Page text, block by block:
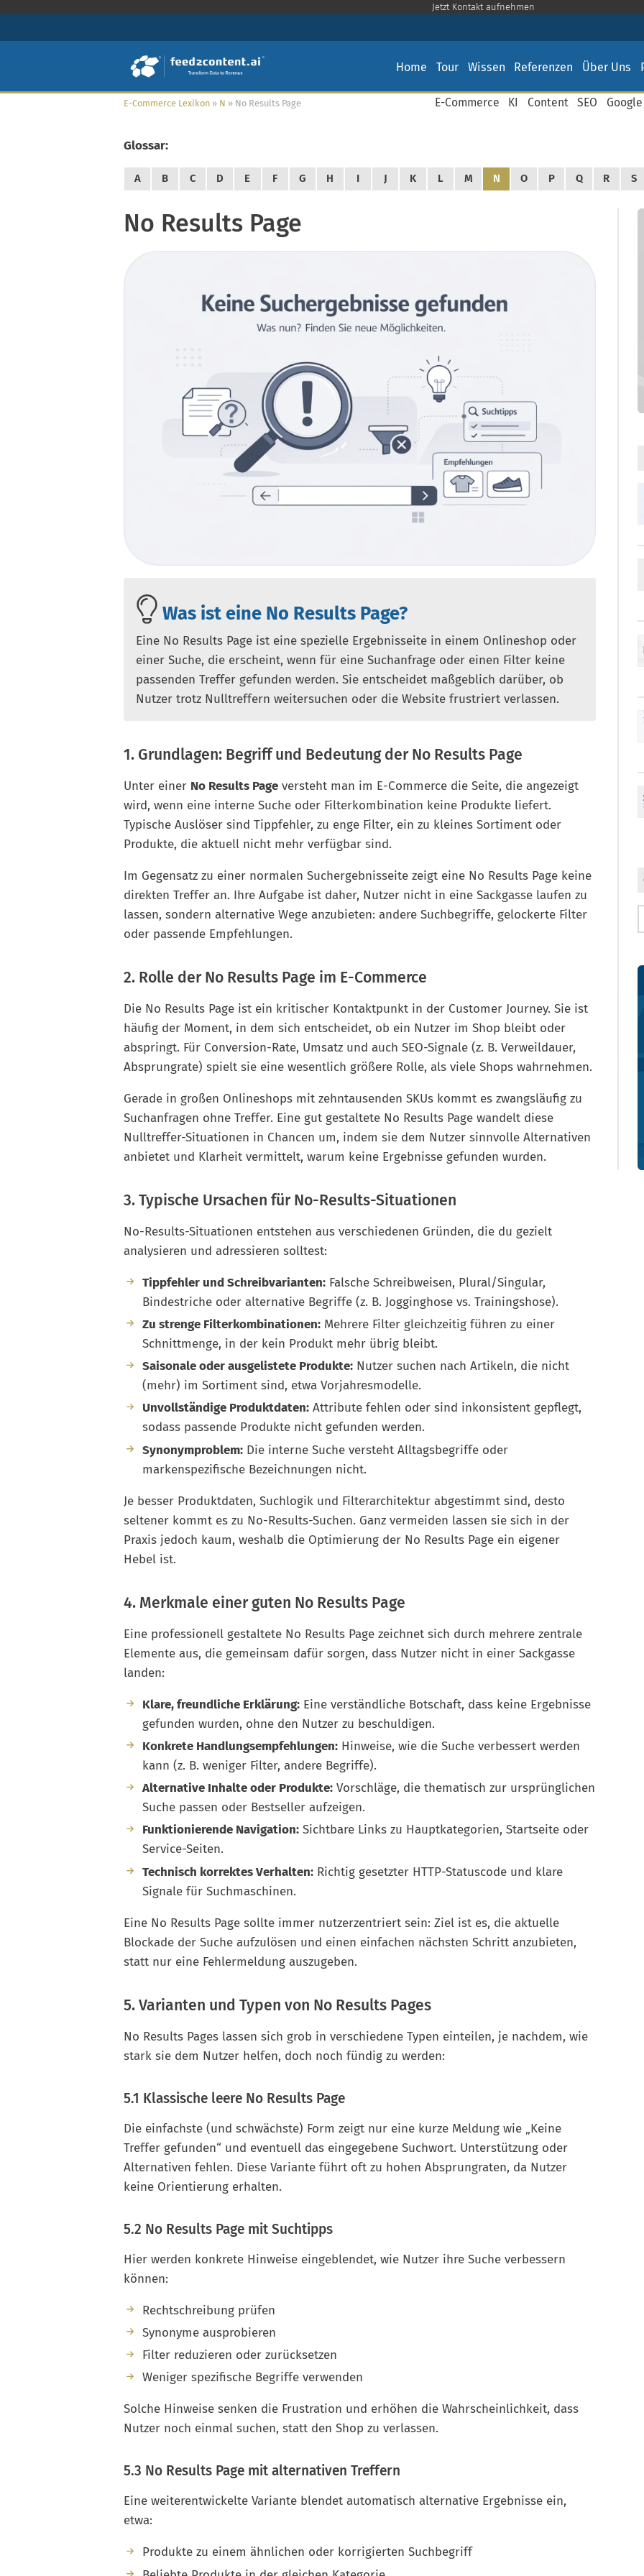
Jetzt Kontakt aufnehmen
Home Tour Wissen Referenzen Über Uns
E-Commerce Lexikon » N » No Results Page E-Commerce KI Content SEO
Glossar:
A B C D E F G H I J K L M N O P Q R S
No Results Page
Was ist eine No Results Page?
Eine No Results Page ist eine spezielle Ergebnisseite in einem Onlineshop oder
einer Suche, die erscheint, wenn für eine Suchanfrage oder einen Filter keine
passenden Treffer gefunden werden. Sie entscheidet maßgeblich darüber, ob
Nutzer trotz Nulltreffern weitersuchen oder die Website frustriert verlassen.
1. Grundlagen: Begriff und Bedeutung der No Results Page
Unter einer No Results Page versteht man im E-Commerce die Seite, die angezeigt
wird, wenn eine interne Suche oder Filterkombination keine Produkte liefert.
Typische Auslöser sind Tippfehler, zu enge Filter, ein zu kleines Sortiment oder
Produkte, die aktuell nicht mehr verfügbar sind.
Im Gegensatz zu einer normalen Suchergebnisseite zeigt eine No Results Page keine
direkten Treffer an. Ihre Aufgabe ist daher, Nutzer nicht in eine Sackgasse laufen zu
lassen, sondern alternative Wege anzubieten: andere Suchbegriffe, gelockerte Filter
oder passende Empfehlungen.
2. Rolle der No Results Page im E-Commerce
Die No Results Page ist ein kritischer Kontaktpunkt in der Customer Journey. Sie ist
häufig der Moment, in dem sich entscheidet, ob ein Nutzer im Shop bleibt oder
abspringt. Für Conversion-Rate, Umsatz und auch SEO-Signale (z. B. Verweildauer,
Absprungrate) spielt sie eine wesentlich größere Rolle, als viele Shops wahrnehmen.
Gerade in großen Onlineshops mit zehntausenden SKUs kommt es zwangsläufig zu
Suchanfragen ohne Treffer. Eine gut gestaltete No Results Page wandelt diese
Nulltreffer-Situationen in Chancen um, indem sie dem Nutzer sinnvolle Alternativen
anbietet und Klarheit vermittelt, warum keine Ergebnisse gefunden wurden.
3. Typische Ursachen für No-Results-Situationen
No-Results-Situationen entstehen aus verschiedenen Gründen, die du gezielt
analysieren und adressieren solltest:
Tippfehler und Schreibvarianten:Falsche Schreibweisen, Plural/Singular,
Bindestriche oder alternative Begriffe (z. B. Jogginghose vs. Trainingshose).
Zu strenge Filterkombinationen:Mehrere Filter gleichzeitig führen zu einer
Schnittmenge, in der kein Produkt mehr übrig bleibt.
Saisonale oder ausgelistete Produkte:Nutzer suchen nach Artikeln, die nicht
(mehr) im Sortiment sind, etwa Vorjahresmodelle.
Unvollständige Produktdaten:Attribute fehlen oder sind inkonsistent gepflegt,
sodass passende Produkte nicht gefunden werden.
Synonymproblem:Die interne Suche versteht Alltagsbegriffe oder
markenspezifische Bezeichnungen nicht.
Je besser Produktdaten, Suchlogik und Filterarchitektur abgestimmt sind, desto
seltener kommt es zu No-Results-Suchen. Ganz vermeiden lassen sie sich in der
Praxis jedoch kaum, weshalb die Optimierung der No Results Page ein eigener
Hebel ist.
4. Merkmale einer guten No Results Page
Eine professionell gestaltete No Results Page zeichnet sich durch mehrere zentrale
Elemente aus, die gemeinsam dafür sorgen, dass Nutzer nicht in einer Sackgasse
landen:
Klare, freundliche Erklärung:Eine verständliche Botschaft, dass keine Ergebnisse
gefunden wurden, ohne den Nutzer zu beschuldigen.
Konkrete Handlungsempfehlungen:Hinweise, wie die Suche verbessert werden
kann (z. B. weniger Filter, andere Begriffe).
Alternative Inhalte oder Produkte:Vorschläge, die thematisch zur ursprünglichen
Suche passen oder Bestseller aufzeigen.
Funktionierende Navigation:Sichtbare Links zu Hauptkategorien, Startseite oder
Service-Seiten.
Technisch korrektes Verhalten:Richtig gesetzter HTTP-Statuscode und klare
Signale für Suchmaschinen.
Eine No Results Page sollte immer nutzerzentriert sein: Ziel ist es, die aktuelle
Blockade der Suche aufzulösen und einen einfachen nächsten Schritt anzubieten,
statt nur eine Fehlermeldung auszugeben.
5. Varianten und Typen von No Results Pages
No Results Pages lassen sich grob in verschiedene Typen einteilen, je nachdem, wie
stark sie dem Nutzer helfen, doch noch fündig zu werden:
5.1 Klassische leere No Results Page
Die einfachste (und schwächste) Form zeigt nur eine kurze Meldung wie „Keine
Treffer gefunden“ und eventuell das eingegebene Suchwort. Unterstützung oder
Alternativen fehlen. Diese Variante führt oft zu hohen Absprungraten, da Nutzer
keine Orientierung erhalten.
5.2 No Results Page mit Suchtipps
Hier werden konkrete Hinweise eingeblendet, wie Nutzer ihre Suche verbessern
können:
Rechtschreibung prüfen
Synonyme ausprobieren
Filter reduzieren oder zurücksetzen
Weniger spezifische Begriffe verwenden
Solche Hinweise senken die Frustration und erhöhen die Wahrscheinlichkeit, dass
Nutzer noch einmal suchen, statt den Shop zu verlassen.
5.3 No Results Page mit alternativen Treffern
Eine weiterentwickelte Variante blendet automatisch alternative Ergebnisse ein,
etwa:
Produkte zu einem ähnlichen oder korrigierten Suchbegriff